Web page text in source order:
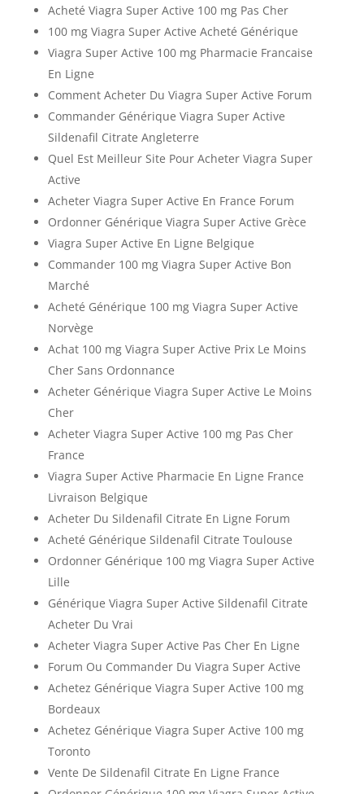
Acheté Viagra Super Active 100 mg Pas Cher
100 mg Viagra Super Active Acheté Générique
Viagra Super Active 100 mg Pharmacie Francaise
En Ligne
Comment Acheter Du Viagra Super Active Forum
Commander Générique Viagra Super Active
Sildenafil Citrate Angleterre
Quel Est Meilleur Site Pour Acheter Viagra Super
Active
Acheter Viagra Super Active En France Forum
Ordonner Générique Viagra Super Active Grèce
Viagra Super Active En Ligne Belgique
Commander 100 mg Viagra Super Active Bon
Marché
Acheté Générique 100 mg Viagra Super Active
Norvège
Achat 100 mg Viagra Super Active Prix Le Moins
Cher Sans Ordonnance
Acheter Générique Viagra Super Active Le Moins
Cher
Acheter Viagra Super Active 100 mg Pas Cher
France
Viagra Super Active Pharmacie En Ligne France
Livraison Belgique
Acheter Du Sildenafil Citrate En Ligne Forum
Acheté Générique Sildenafil Citrate Toulouse
Ordonner Générique 100 mg Viagra Super Active
Lille
Générique Viagra Super Active Sildenafil Citrate
Acheter Du Vrai
Acheter Viagra Super Active Pas Cher En Ligne
Forum Ou Commander Du Viagra Super Active
Achetez Générique Viagra Super Active 100 mg
Bordeaux
Achetez Générique Viagra Super Active 100 mg
Toronto
Vente De Sildenafil Citrate En Ligne France